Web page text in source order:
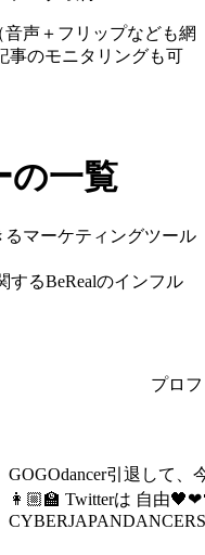
声＋フリップなども網
事のモニタリングも可
の一覧
マーケティングツール
するBeRealのインフル
プロ
GOGOdancer引退して、
👩🏼‍🏫 Twitterは 自由